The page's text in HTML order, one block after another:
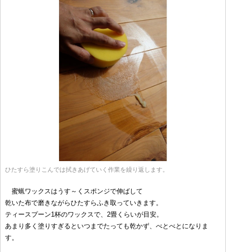
ひたすら塗りこんでは拭きあげていく作業を繰り返します。
蜜蝋ワックスはうす～くスポンジで伸ばして
乾いた布で磨きながらひたすらふき取っていきます。
ティースプーン1杯のワックスで、2畳くらいが目安。
あまり多く塗りすぎるといつまでたっても乾かず、べとべとになりま
す。